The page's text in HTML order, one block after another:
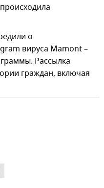
о
вируса Mamont –
Рассылка
граждан, включая